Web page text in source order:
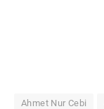
Ahmet Nur Cebi